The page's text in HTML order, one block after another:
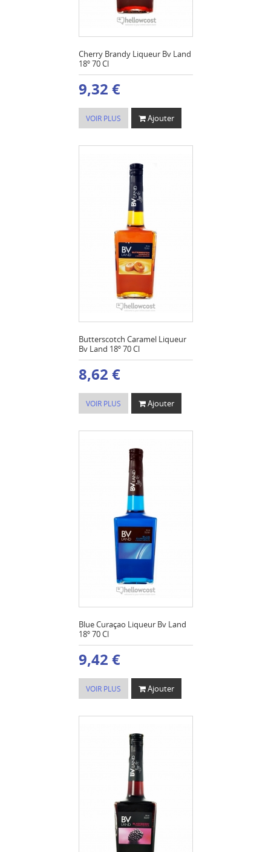
Cherry Brandy Liqueur Bv Land
18º 70 Cl
9,32 €
VOIR PLUS Ajouter
Butterscotch Caramel Liqueur
Bv Land 18º 70 Cl
8,62 €
VOIR PLUS Ajouter
Blue Curaçao Liqueur Bv Land
18º 70 Cl
9,42 €
VOIR PLUS Ajouter